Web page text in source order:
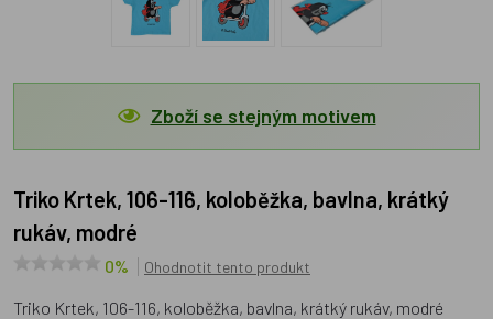
Zboží se stejným motivem
Triko Krtek, 106-116, koloběžka, bavlna, krátký
rukáv, modré
0% Ohodnotit tento produkt
Triko Krtek, 106-116, koloběžka, bavlna, krátký rukáv, modré